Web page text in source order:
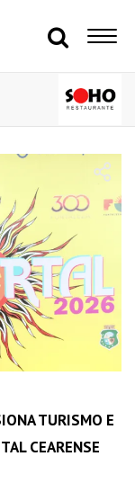
TURISMO E
CEARENSE